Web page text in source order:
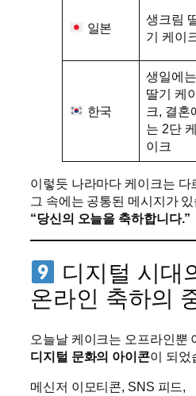
일본
생크림
기 케이
한국
생일에는
딸기 케
크, 결혼
는 2단 케
이크
이렇듯 나라마다 케이크는 다
그 속에는 공통된 메시지가
“당신의 오늘을 축하합니다.”
디지털 시
온라인 축하의
오늘날 케이크는 오프라인뿐
디지털 문화의 아이콘이 되었
메신저 이모티콘, SNS 피드,